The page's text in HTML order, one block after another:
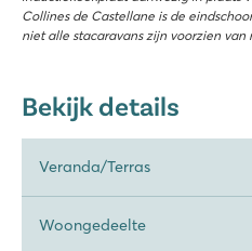
Collines de Castellane is de
niet alle stacaravans zijn voorzien van
Bekijk details
Veranda/Terras
Woongedeelte